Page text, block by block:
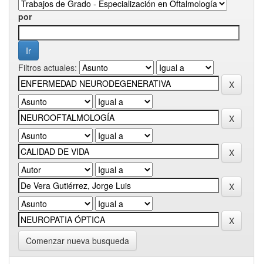
por
Filtros actuales:
Comenzar nueva busqueda